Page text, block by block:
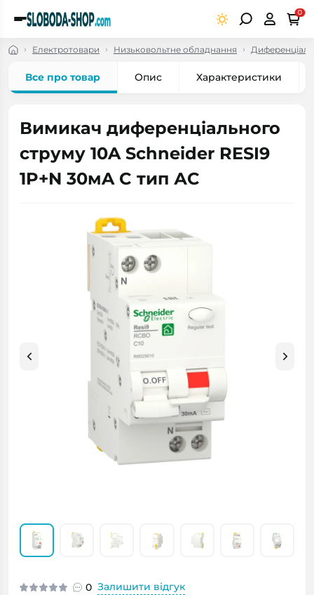
0
Електротовари Низьковольтне обладнання
Все про товар Опис Характеристики
Вимикач диференціального
струму 10A Schneider RESI9
1P+N 30мA C тип АC
0 Залишити відгук